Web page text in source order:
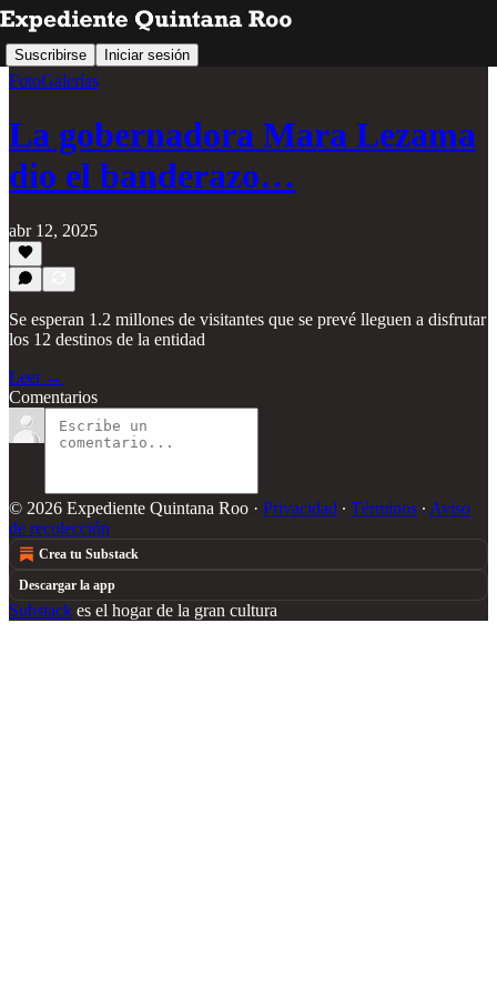
Suscribirse Iniciar sesión
FotoGalerías
La gobernadora Mara Lezama
dio el banderazo…
abr 12, 2025
Se esperan 1.2 millones de visitantes que se prevé lleguen a disfrutar
los 12 destinos de la entidad
Leer →
Comentarios
© 2026 Expediente Quintana Roo · Privacidad ∙ Términos ∙ Aviso
de recolección
Crea tu Substack
Descargar la app
Substack es el hogar de la gran cultura